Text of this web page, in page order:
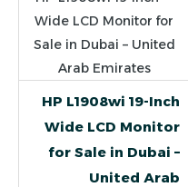
HP L1908wi 19-Inch
Wide LCD Monitor
for Sale in Dubai –
United Arab